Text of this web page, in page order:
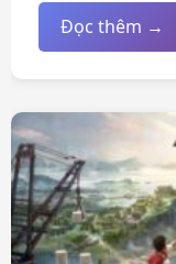
Đọc thêm →